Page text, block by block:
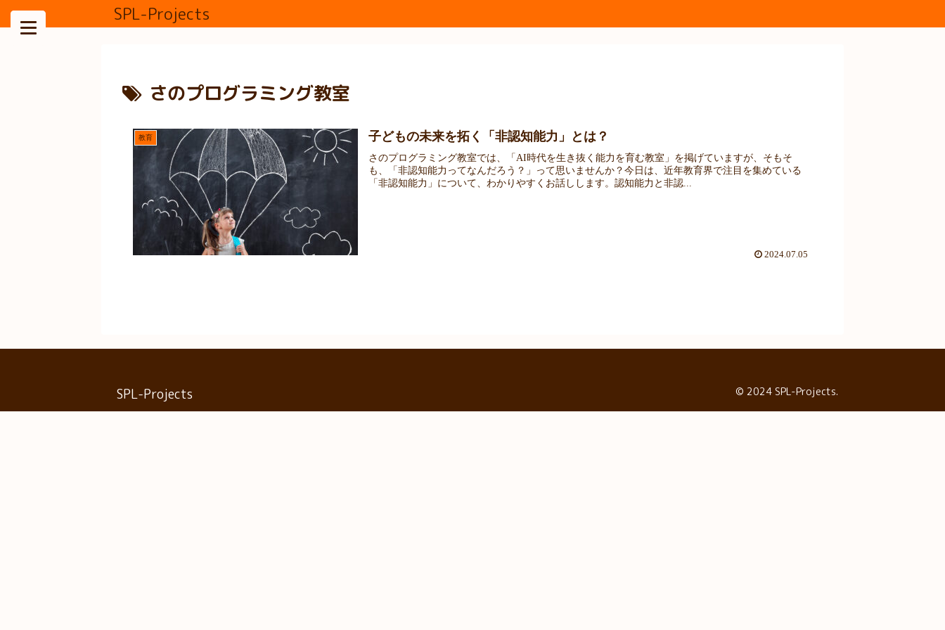
SPL-Projects
さのプログラミング教室
教育 子どもの未来を拓く「非認知能力」とは？
さのプログラミング教室では、「AI時代を生き抜く能力を育む教室」を掲げていますが、そもそ
も、「非認知能力ってなんだろう？」って思いませんか？今日は、近年教育界で注目を集めている
「非認知能力」について、わかりやすくお話しします。認知能力と非認...
2024.07.05
SPL-Projects © 2024 SPL-Projects.